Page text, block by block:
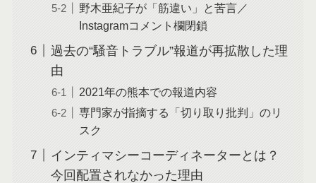
野木亜紀子が「筋違い」と苦言／
Instagramコメント欄閉鎖
過去の“騒音トラブル”報道が再拡散した理
由
2021年の熊本での報道内容
専門家が指摘する「切り取り批判」のリ
スク
インティマシーコーディネーターとは？
今回配置されなかった理由